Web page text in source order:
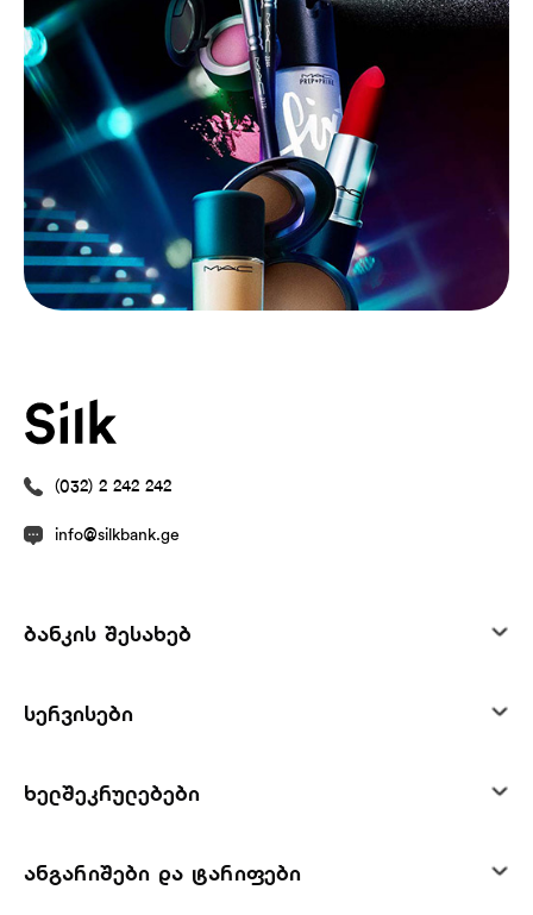
(032) 2 242 242
info@silkbank.ge
ბანკის შესახებ
სერვისები
ხელშეკრულებები
ანგარიშები და ტარიფები